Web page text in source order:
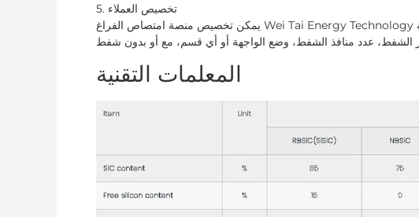
5. تخصيص العملاء
يمكن تخصيص منصة امتصاص الفراغ Wei Tai Energy Technology وفقًا لمتطلبات العملاء، سواء كان حجم المنصة، الفتحة
المعلمات التقنية